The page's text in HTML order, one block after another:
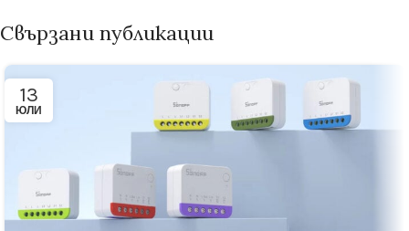
Свързани публикации
13
ЮЛИ